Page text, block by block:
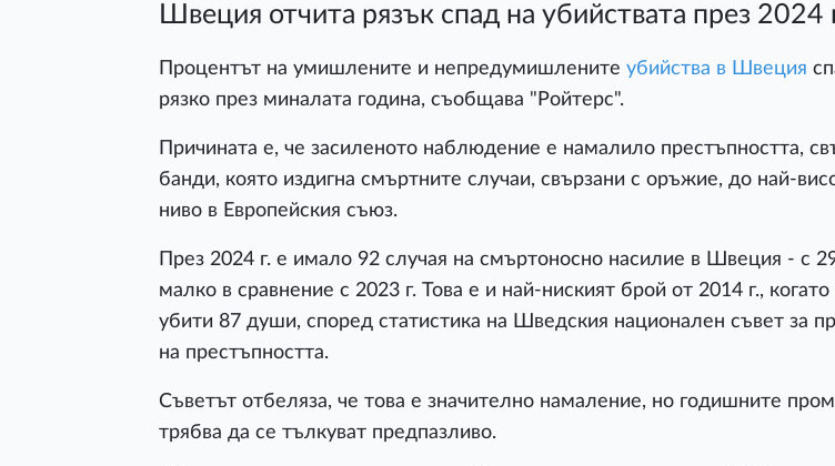
Швеция отчита рязък спад на убийствата през 2024
Процентът на умишлените и непредумишлените убийства в Швеция
рязко през миналата година, съобщава "Ройтерс".
Причината е, че засиленото наблюдение е намалило престъпността,
банди, която издигна смъртните случаи, свързани с оръжие, до най-
ниво в Европейския съюз.
През 2024 г. е имало 92 случая на смъртоносно насилие в Швеция - с
малко в сравнение с 2023 г. Това е и най-ниският брой от 2014 г., когато
убити 87 души, според статистика на Шведския национален съвет за
на престъпността.
Съветът отбеляза, че това е значително намаление, но годишните
трябва да се тълкуват предпазливо.